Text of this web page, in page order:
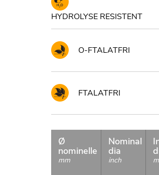
HYDROLYSE RESISTENT
O-FTALATFRI
FTALATFRI
Ø
nominelle
mm
Nominal
dia
inch